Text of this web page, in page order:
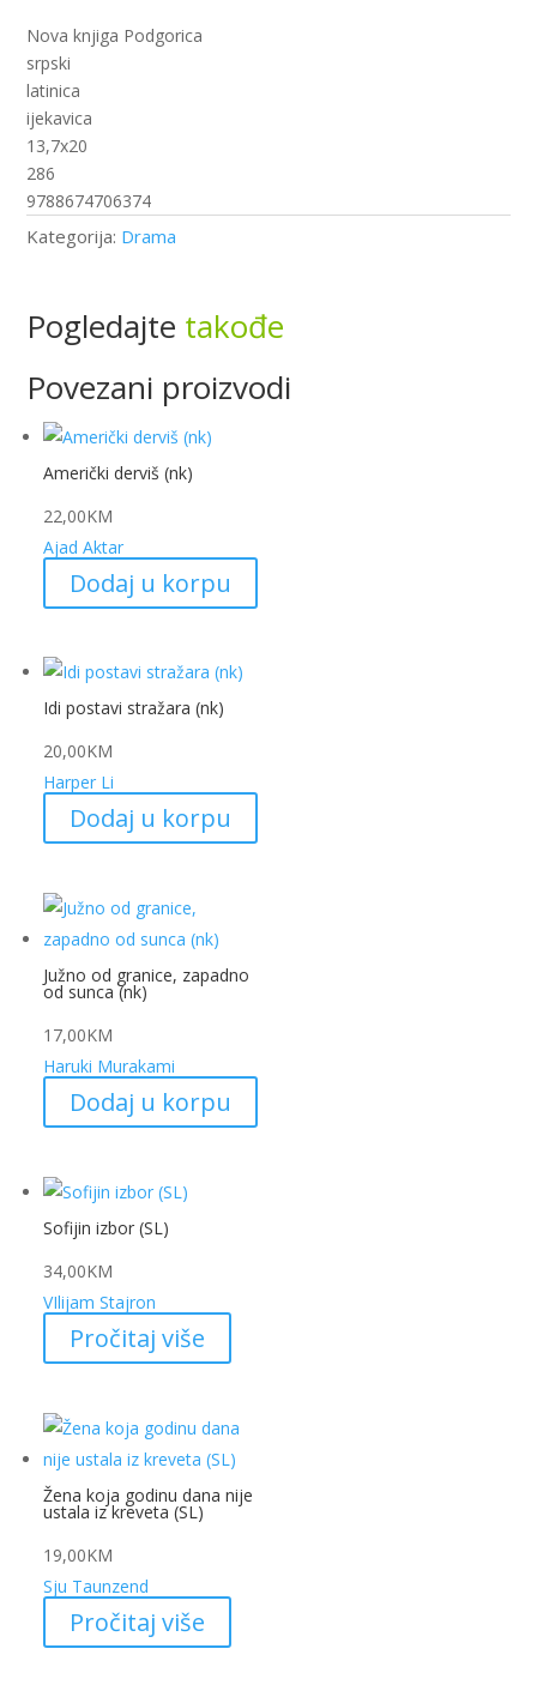
količina
Nova knjiga Podgorica
srpski
latinica
ijekavica
13,7x20
286
9788674706374
Kategorija: Drama
Pogledajte takođe
Povezani proizvodi
Američki derviš (nk)
22,00KM
Ajad Aktar
Dodaj u korpu
Idi postavi stražara (nk)
20,00KM
Harper Li
Dodaj u korpu
Južno od granice, zapadno
od sunca (nk)
17,00KM
Haruki Murakami
Dodaj u korpu
Sofijin izbor (SL)
34,00KM
VIlijam Stajron
Pročitaj više
Žena koja godinu dana nije
ustala iz kreveta (SL)
19,00KM
Sju Taunzend
Pročitaj više